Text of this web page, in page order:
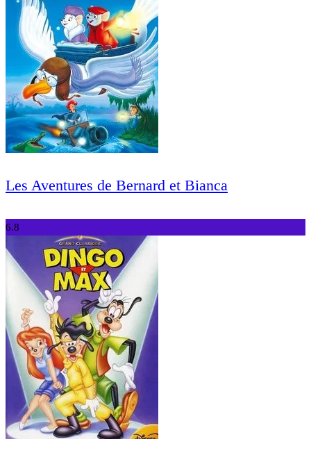
Les Aventures de Bernard et Bianca
6.8